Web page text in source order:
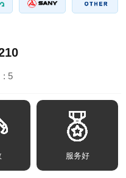
: 5
服务好